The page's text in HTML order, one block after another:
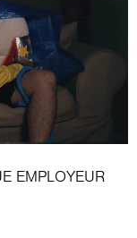
EMPLOYEUR